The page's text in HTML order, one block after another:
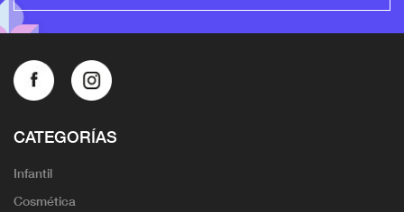
CATEGORÍAS
Infantil
Cosmética